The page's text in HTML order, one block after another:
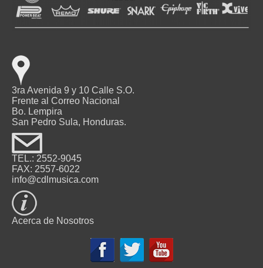
3ra Avenida 9 y 10 Calle S.O.
Frente al Correo Nacional
Bo. Lempira
San Pedro Sula, Honduras.
TEL.: 2552-9045
FAX: 2557-6022
info@cdlmusica.com
Acerca de Nosotros